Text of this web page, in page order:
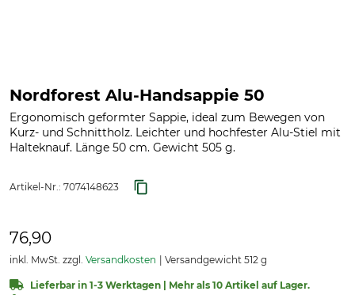
Nordforest Alu-Handsappie 50
Ergonomisch geformter Sappie, ideal zum Bewegen von
Kurz- und Schnittholz. Leichter und hochfester Alu-Stiel mit
Halteknauf. Länge 50 cm. Gewicht 505 g.
Artikel-Nr.: 7074148623
76,90
inkl. MwSt. zzgl. Versandkosten Versandgewicht 512 g
Lieferbar in 1-3 Werktagen | Mehr als 10 Artikel auf Lager.